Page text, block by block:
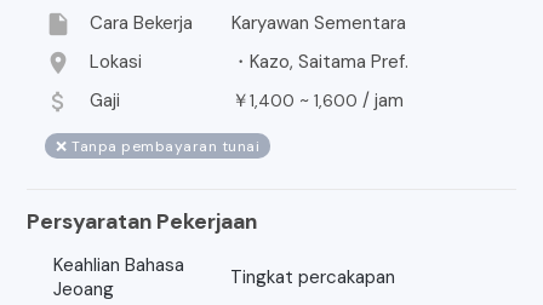
insert_drive_file Cara Bekerja Karyawan Sementara
location_on Lokasi ・Kazo, Saitama Pref.
attach_money Gaji ￥1,400 ~ 1,600 / jam
❌ Tanpa pembayaran tunai
Persyaratan Pekerjaan
Keahlian Bahasa
Jeoang
Tingkat percakapan